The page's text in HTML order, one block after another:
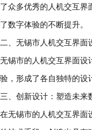
了众多优秀的人机交互
了数字体验的不断提升。
二、无锡市人机交互界面
无锡市的人机交互界面设
验，形成了各自独特的设
三、创新设计：塑造未来
在无锡市的人机交互界面